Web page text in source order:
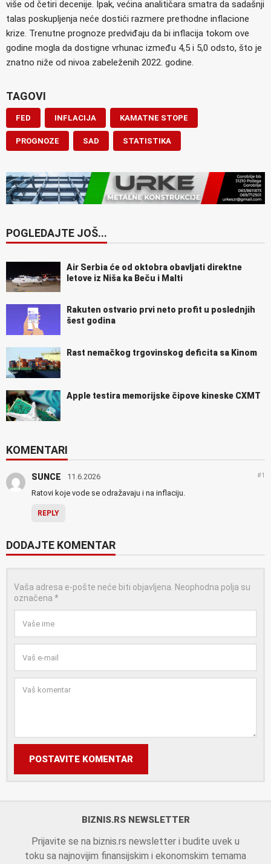
više od četiri decenije. Ipak, većina analitičara smatra da sadašnji
talas poskupljenja neće dostići razmere prethodne inflacione
krize. Trenutne prognoze predviđaju da bi inflacija tokom ove
godine mogla da dostigne vrhunac između 4,5 i 5,0 odsto, što je
znatno niže od nivoa zabeleženih 2022. godine.
TAGOVI
FED INFLACIJA KAMATNE STOPE
PROGNOZE SAD STATISTIKA
POGLEDAJTE JOŠ...
Air Serbia će od oktobra obavljati direktne
letove iz Niša ka Beču i Malti
Rakuten ostvario prvi neto profit u poslednjih
šest godina
Rast nemačkog trgovinskog deficita sa Kinom
Apple testira memorijske čipove kineske CXMT
KOMENTARI
SUNCE 11.6.2026 #1
Ratovi koje vode se odražavaju i na inflaciju.
REPLY
DODAJTE KOMENTAR
Vaša adresa e-pošte neće biti objavljena. Neophodna polja su
označena *
POSTAVITE KOMENTAR
BIZNIS.RS NEWSLETTER
Prijavite se na biznis.rs newsletter i budite uvek u
toku sa najnovijim finansijskim i ekonomskim temama